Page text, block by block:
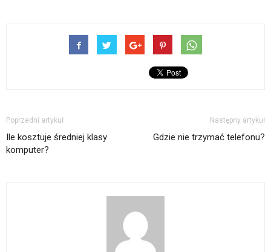
Poprzedni artykuł
Ile kosztuje średniej klasy
komputer?
Następny artykuł
Gdzie nie trzymać telefonu?